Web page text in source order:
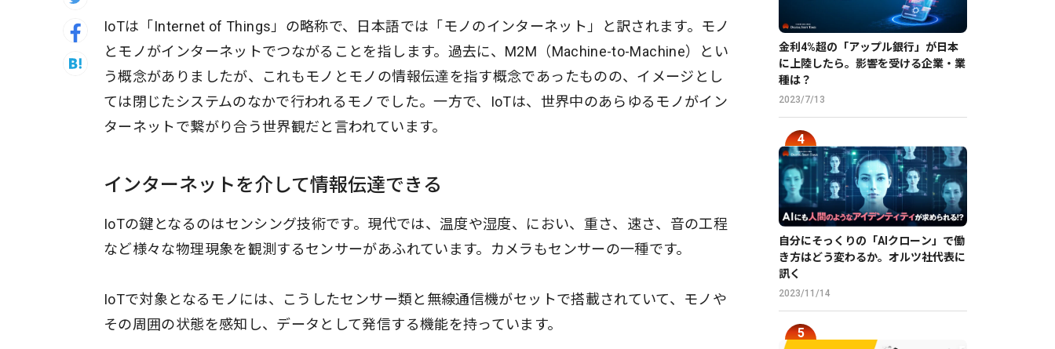
IoTは「Internet of Things」の略称で、日本語では「モノのインターネット」と訳されます。モノ
とモノがインターネットでつながることを指します。過去に、M2M（Machine-to-Machine）とい
う概念がありましたが、これもモノとモノの情報伝達を指す概念であったものの、イメージとし
ては閉じたシステムのなかで行われるモノでした。一方で、IoTは、世界中のあらゆるモノがイン
ターネットで繋がり合う世界観だと言われています。
インターネットを介して情報伝達できる
IoTの鍵となるのはセンシング技術です。現代では、温度や湿度、におい、重さ、速さ、音の工程
など様々な物理現象を観測するセンサーがあふれています。カメラもセンサーの一種です。
IoTで対象となるモノには、こうしたセンサー類と無線通信機がセットで搭載されていて、モノや
その周囲の状態を感知し、データとして発信する機能を持っています。
金利4%超の「アップル銀行」が日本
に上陸したら。影響を受ける企業・業
種は？
2023/7/13
自分にそっくりの「AIクローン」で働
き方はどう変わるか。オルツ社代表に
訊く
2023/11/14